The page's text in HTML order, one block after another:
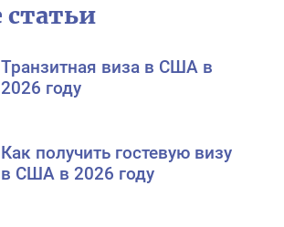
Транзитная виза в США в
2026 году
Как получить гостевую визу
в США в 2026 году